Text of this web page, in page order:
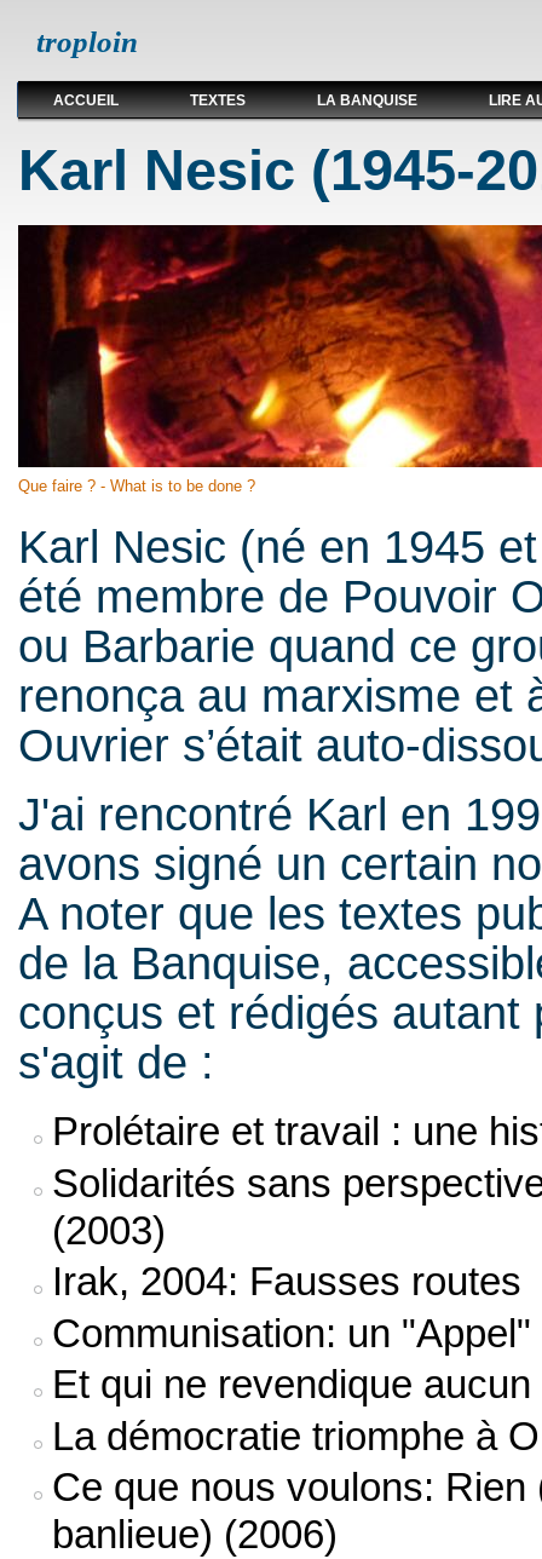
troploin
ACCUEIL TEXTES LA BANQUISE LIRE
Karl Nesic (1945-
Que faire ? - What is to be done ?
Karl Nesic (né en 1945
été membre de Pouvoir
ou Barbarie quand ce
renonça au marxisme et
Ouvrier s’était auto-
J'ai rencontré Karl en
avons signé un certain
A noter que les textes
de la Banquise,
conçus et rédigés
s'agit de :
Prolétaire et travail : une
Solidarités sans
(2003)
Irak, 2004: Fausses routes
Communisation: un
Et qui ne revendique
La démocratie triomphe à
Ce que nous voulons:
banlieue) (2006)